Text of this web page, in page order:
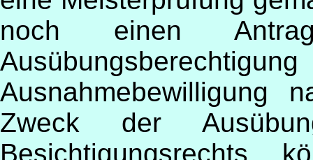
noch einen
Zweck der